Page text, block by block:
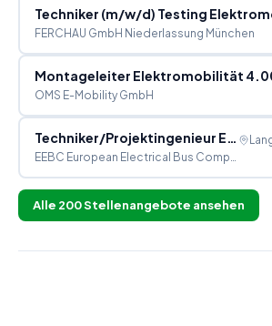
FERCHAU GmbH Niederlassung München
OMS E-Mobility GmbH
Techniker/Projektingenieur Elektromobilität
EEBC European Electrical Bus Company GmbH
Alle 200Stellenangebote ansehen